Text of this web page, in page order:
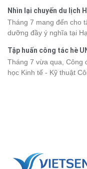
trình phù hợp với nhu
phá vùng đất này,
động hơn trong lịch
khảo bảng giá vé tham
năm 2026 ngay dưới
Nhìn lại chuyến du lịch
Hưng 2026
Tháng 7 mang đến cho
dưỡng đầy ý nghĩa tại
kết, sẻ chia và lưu giữ
nhìn lại chuyến đi ngập
quên.
Tập huấn công tác hè
Đồ Sơn
Tháng 7 vừa qua, Công
học Kinh tế - Kỹ thuật